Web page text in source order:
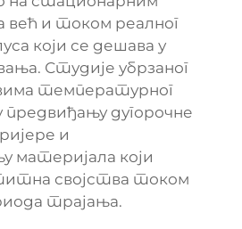
и током реалног
који се дешава у
Студије убрзаног
температурног
дугорочне
и
материјала који
својства током
трајања.